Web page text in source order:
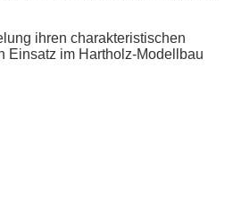
ihren charakteristischen
Einsatz im Hartholz-Modellbau